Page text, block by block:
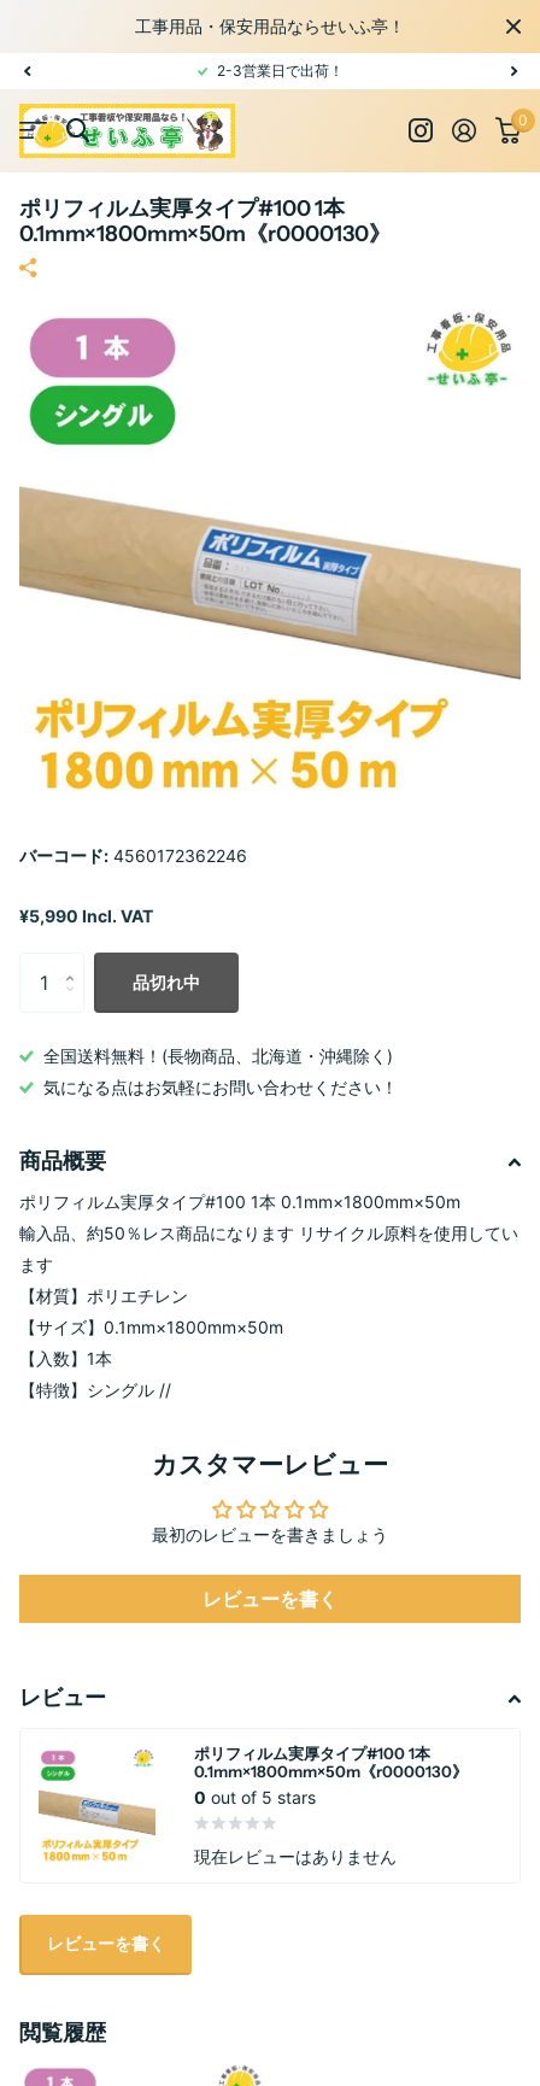
工事用品・保安用品ならせいふ亭！
2-3営業日で出荷！
0
ポリフィルム実厚タイプ#100 1本
0.1mm×1800mm×50m《r0000130》
バーコード: 4560172362246
¥5,990 Incl. VAT
品切れ中
全国送料無料！(長物商品、北海道・沖縄除く)
気になる点はお気軽にお問い合わせください！
商品概要
ポリフィルム実厚タイプ#100 1本 0.1mm×1800mm×50m
輸入品、約50％レス商品になります リサイクル原料を使用してい
ます
【材質】ポリエチレン
【サイズ】0.1mm×1800mm×50m
【入数】1本
【特徴】シングル //
カスタマーレビュー
最初のレビューを書きましょう
レビューを書く
レビュー
ポリフィルム実厚タイプ#100 1本
0.1mm×1800mm×50m《r0000130》
0 out of 5 stars
現在レビューはありません
レビューを書く
閲覧履歴